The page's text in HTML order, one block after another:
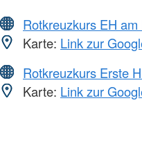
Rotkreuzkurs EH am
Karte: Link zur
Rotkreuzkurs Erste
Karte: Link zur